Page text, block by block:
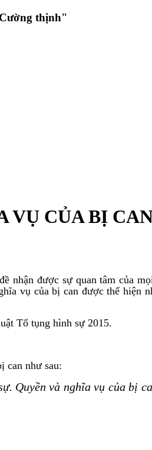
thịnh"
VỤ CỦA BỊ
nhận được sự quan tâm của
vụ của bị can được thể hiện
Tố tụng hình sự 2015.
can như sau:
Quyền và nghĩa vụ của bị